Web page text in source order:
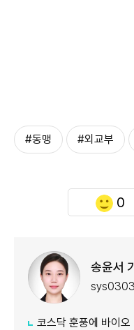
#동맹 #외교부
0
송윤서
코스닥 훈풍에 바이